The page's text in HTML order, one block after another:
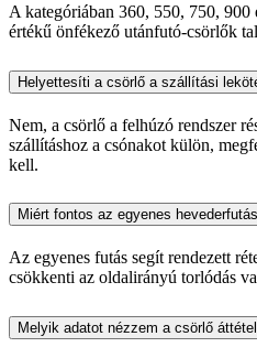
A kategóriában 360, 550, 750, 900
értékű önfékező utánfutó-csörlők
Helyettesíti a csörlő a szállítási
Nem, a csörlő a felhúzó rendszer
szállításhoz a csónakot külön,
kell.
Miért fontos az egyenes
Az egyenes futás segít rendezett
csökkenti az oldalirányú torlódás
Melyik adatot nézzem a csörlő